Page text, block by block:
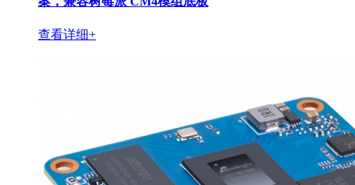
查看详细+